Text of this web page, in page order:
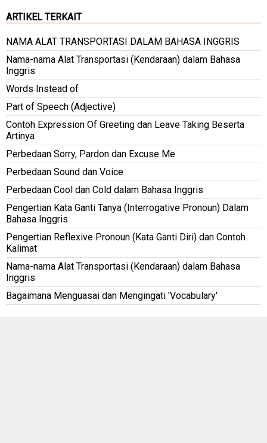
ARTIKEL TERKAIT
NAMA ALAT TRANSPORTASI DALAM BAHASA INGGRIS
Nama-nama Alat Transportasi (Kendaraan) dalam Bahasa
Inggris
Words Instead of
Part of Speech (Adjective)
Contoh Expression Of Greeting dan Leave Taking Beserta
Artinya
Perbedaan Sorry, Pardon dan Excuse Me
Perbedaan Sound dan Voice
Perbedaan Cool dan Cold dalam Bahasa Inggris
Pengertian Kata Ganti Tanya (Interrogative Pronoun) Dalam
Bahasa Inggris
Pengertian Reflexive Pronoun (Kata Ganti Diri) dan Contoh
Kalimat
Nama-nama Alat Transportasi (Kendaraan) dalam Bahasa
Inggris
Bagaimana Menguasai dan Mengingati 'Vocabulary'